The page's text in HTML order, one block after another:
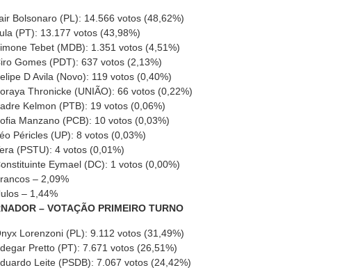
Bolsonaro (PL): 14.566 votos (48,62%)
(PT): 13.177 votos (43,98%)
Tebet (MDB): 1.351 votos (4,51%)
Gomes (PDT): 637 votos (2,13%)
D Avila (Novo): 119 votos (0,40%)
Thronicke (UNIÃO): 66 votos (0,22%)
Kelmon (PTB): 19 votos (0,06%)
Manzano (PCB): 10 votos (0,03%)
Péricles (UP): 8 votos (0,03%)
(PSTU): 4 votos (0,01%)
Eymael (DC): 1 votos (0,00%)
– 2,09%
– 1,44%
– VOTAÇÃO PRIMEIRO TURNO
Lorenzoni (PL): 9.112 votos (31,49%)
Pretto (PT): 7.671 votos (26,51%)
Leite (PSDB): 7.067 votos (24,42%)